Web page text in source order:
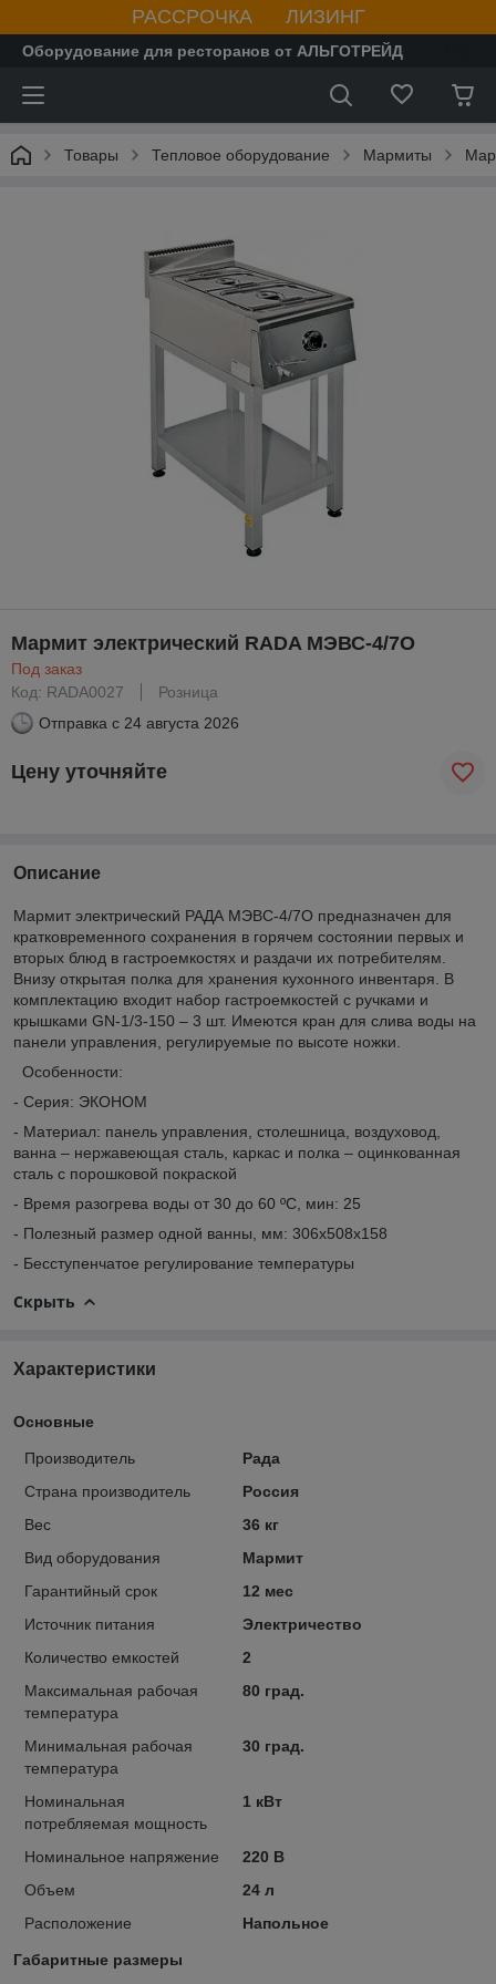
РАССРОЧКА ЛИЗИНГ
Оборудование для ресторанов от АЛЬГОТРЕЙД
Товары Тепловое оборудование Мармиты
Мармит электрический RADA МЭВС-4/7О
Под заказ
Код: RADA0027
Розница
Отправка с 24 августа 2026
Цену уточняйте
Описание
Мармит электрический РАДА МЭВС-4/7О предназначен для
кратковременного сохранения в горячем состоянии первых и
вторых блюд в гастроемкостях и раздачи их потребителям.
Внизу открытая полка для хранения кухонного инвентаря. В
комплектацию входит набор гастроемкостей с ручками и
крышками GN-1/3-150 – 3 шт. Имеются кран для слива воды на
панели управления, регулируемые по высоте ножки.
Особенности:
- Серия: ЭКОНОМ
- Материал: панель управления, столешница, воздуховод,
ванна – нержавеющая сталь, каркас и полка – оцинкованная
сталь с порошковой покраской
- Время разогрева воды от 30 до 60 ºС, мин: 25
- Полезный размер одной ванны, мм: 306х508х158
- Бесступенчатое регулирование температуры
Скрыть
Характеристики
Основные
Производитель
Рада
Страна производитель
Россия
Вес
36 кг
Вид оборудования
Мармит
Гарантийный срок
12 мес
Источник питания
Электричество
Количество емкостей
2
Максимальная рабочая
температура
80 град.
Минимальная рабочая
температура
30 град.
Номинальная
потребляемая мощность
1 кВт
Номинальное напряжение
220 В
Объем
24 л
Расположение
Напольное
Габаритные размеры